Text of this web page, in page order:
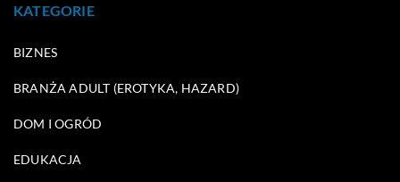
KATEGORIE
BIZNES
BRANŻA ADULT (EROTYKA, HAZARD)
DOM I OGRÓD
EDUKACJA